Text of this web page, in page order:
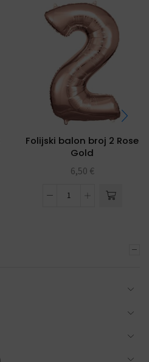
Folijski balon broj 2 Rose
Gold
6,50 €